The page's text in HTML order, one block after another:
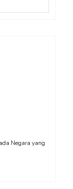
Negara yang